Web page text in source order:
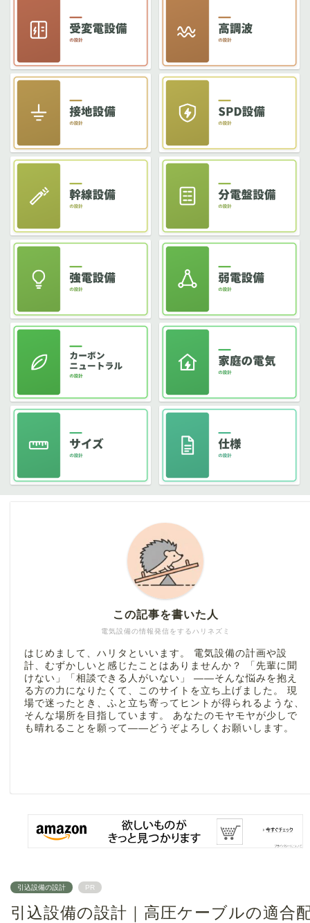
電気設備の情報発信をするハリネズミ
この記事を書いた人
はじめまして、ハリタといいます。 電気設備の計画や設
計、むずかしいと感じたことはありませんか？ 「先輩に聞
けない」「相談できる人がいない」 ――そんな悩みを抱え
る方の力になりたくて、このサイトを立ち上げました。 現
場で迷ったとき、ふと立ち寄ってヒントが得られるような、
そんな場所を目指しています。 あなたのモヤモヤが少しで
も晴れることを願って――どうぞよろしくお願いします。
引込設備の設計 PR
引込設備の設計｜高圧ケーブルの適合